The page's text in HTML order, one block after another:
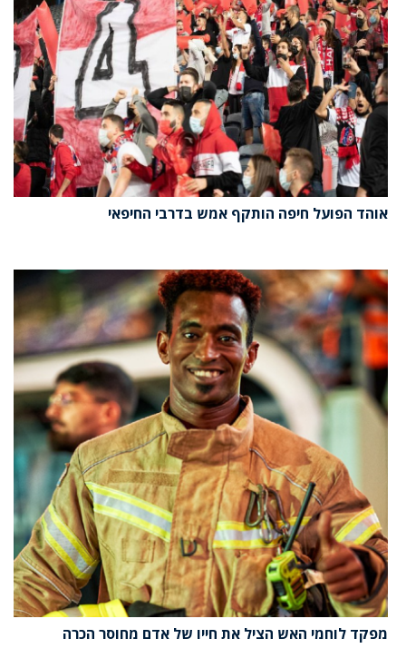
אוהד הפועל חיפה הותקף אמש בדרבי החיפאי
מפקד לוחמי האש הציל את חייו של אדם מחוסר הכרה